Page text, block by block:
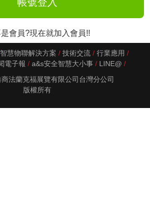
會員?現在就加入會員!!
智慧物聯解決方案 技術交流
行業應用
電子報 a&s安全智慧大小事
LINE@
法蘭克福展覽有限公司台灣分公司
版權所有